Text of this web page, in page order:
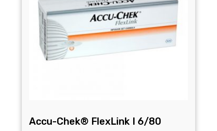
Accu-Chek® FlexLink I 6/80